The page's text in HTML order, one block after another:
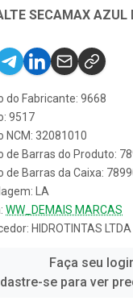
SECAMAX
do Fabricante: 9668
9517
NCM: 32081010
de Barras do Produto:
de Barras da Caixa:
LA
WW_DEMAIS MARCAS
HIDROTINTAS LTDA
Faça seu
se para ver